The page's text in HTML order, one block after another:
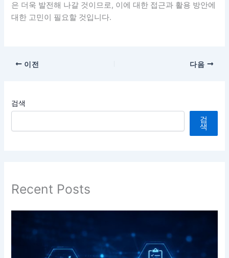
은 더욱 발전해 나갈 것이므로, 이에 대한 접근과 활용 방안에
대한 고민이 필요할 것입니다.
이전 다음
검색
검
색
Recent Posts